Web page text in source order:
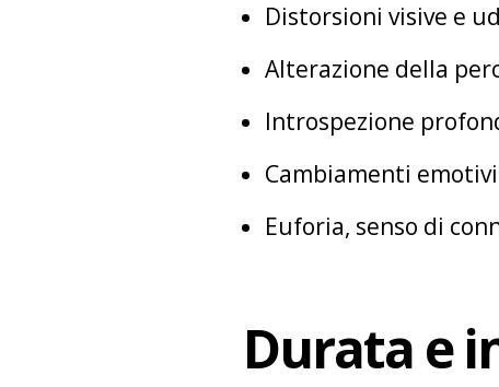
Distorsioni visive e
Alterazione della
Introspezione
Cambiamenti
Euforia, senso di
Durata e